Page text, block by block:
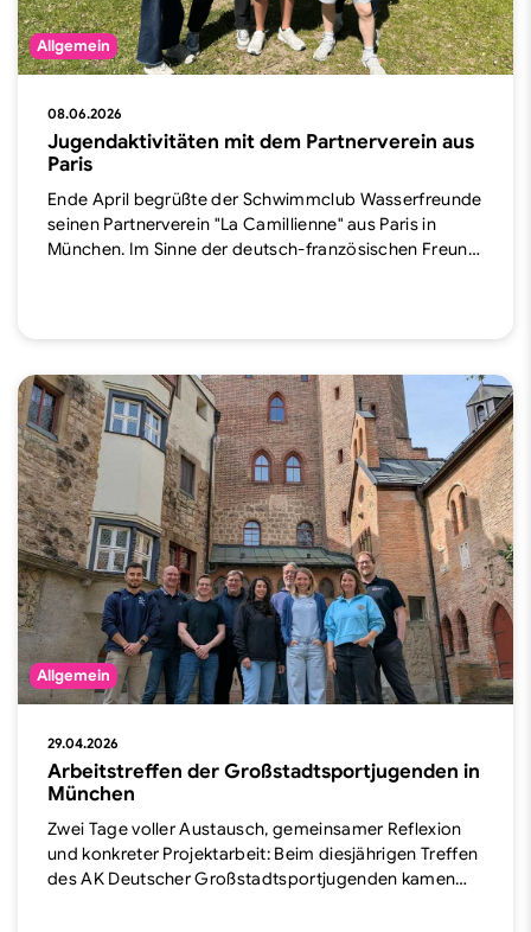
Allgemein
08.06.2026
Jugendaktivitäten mit dem Partnerverein aus
Paris
Ende April begrüßte der Schwimmclub Wasserfreunde
seinen Partnerverein "La Camillienne" aus Paris in
München. Im Sinne der deutsch-französischen Freun…
Allgemein
29.04.2026
Arbeitstreffen der Großstadtsportjugenden in
München
Zwei Tage voller Austausch, gemeinsamer Reflexion
und konkreter Projektarbeit: Beim diesjährigen Treffen
des AK Deutscher Großstadtsportjugenden kamen…